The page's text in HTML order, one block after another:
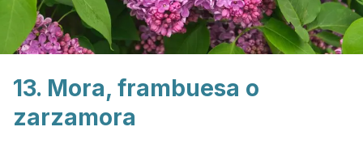
13. Mora, frambuesa o
zarzamora